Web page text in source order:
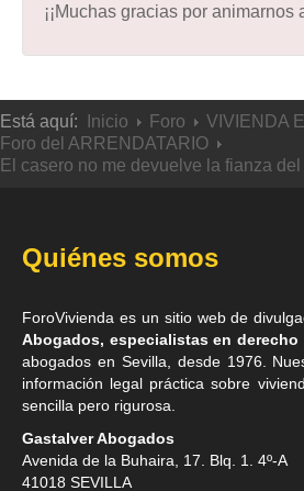
¡¡Muchas gracias por animarnos
Está aquí: Inicio Foro
VIVIENDA
Foro del ARRENDATARIO
El casero no me devuelve la fianza del
Quiénes somos
ForoVivienda es un sitio web de
Abogados, especialistas en
abogados en Sevilla , desde 1976.
información legal práctica sobre
sencilla pero rigurosa.
Gastalver Abogados
Avenida de la Buhaira, 17. Blq. 1. 4º-A
41018 SEVILLA